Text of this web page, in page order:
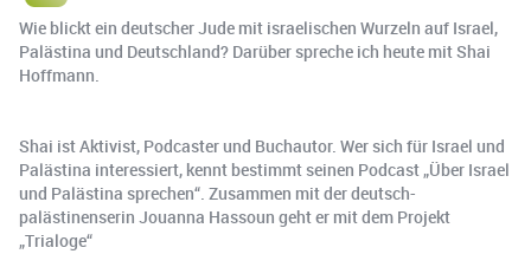
Wie blickt ein deutscher Jude mit israelischen Wurzeln auf Israel,
Palästina und Deutschland? Darüber spreche ich heute mit Shai
Hoffmann.
Shai ist Aktivist, Podcaster und Buchautor. Wer sich für Israel und
Palästina interessiert, kennt bestimmt seinen Podcast „Über Israel
und Palästina sprechen“. Zusammen mit der deutsch-
palästinenserin Jouanna Hassoun geht er mit dem Projekt
„Trialoge“